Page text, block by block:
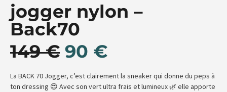
jogger nylon –
Back70
149€ 90 €
La BACK 70 Jogger, c’est clairement la sneaker qui donne du peps à
ton dressing 😍 Avec son vert ultra frais et lumineux 🌿 elle apporte